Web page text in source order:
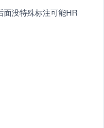
面没特殊标注可能HR